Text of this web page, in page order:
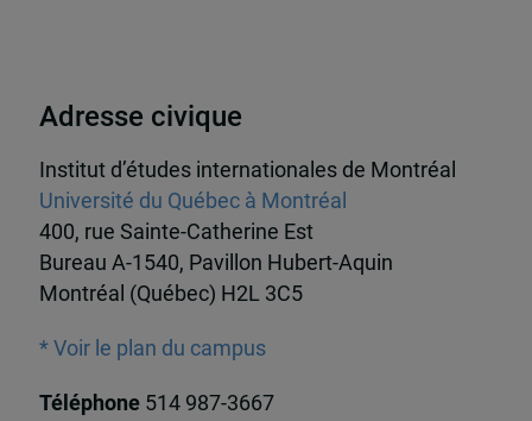
Adresse civique
Institut d’études internationales de Montréal
Université du Québec à Montréal
400, rue Sainte-Catherine Est
Bureau A-1540, Pavillon Hubert-Aquin
Montréal (Québec) H2L 3C5
* Voir le plan du campus
Téléphone 514 987-3667